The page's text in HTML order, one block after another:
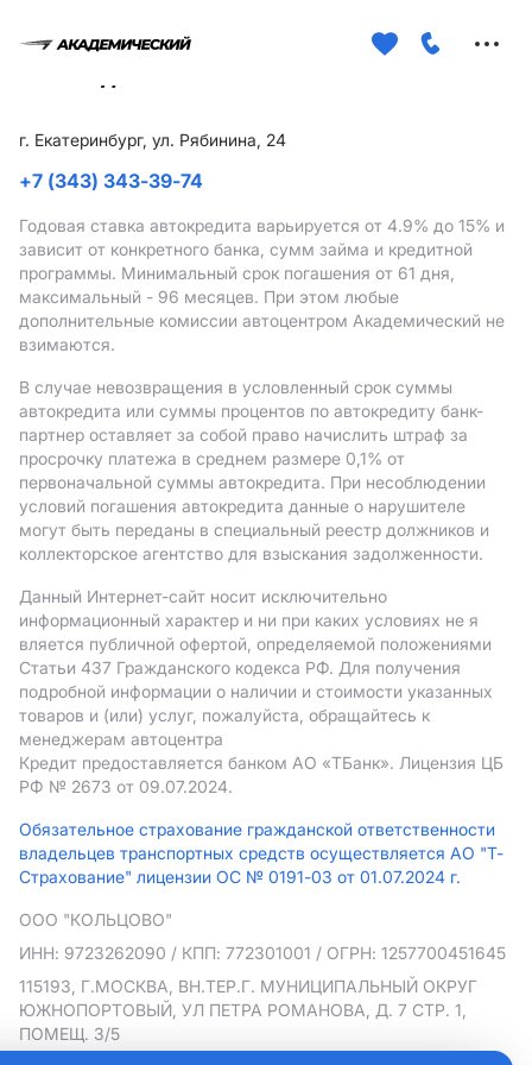
г. Екатеринбург, ул. Рябинина, 24
+7 (343) 343-39-74
Годовая ставка автокредита варьируется от 4.9% до 15% и
зависит от конкретного банка, сумм займа и кредитной
программы. Минимальный срок погашения от 61 дня,
максимальный - 96 месяцев. При этом любые
дополнительные комиссии автоцентром Академический не
взимаются.
В случае невозвращения в условленный срок суммы
автокредита или суммы процентов по автокредиту банк-
партнер оставляет за собой право начислить штраф за
просрочку платежа в среднем размере 0,1% от
первоначальной суммы автокредита. При несоблюдении
условий погашения автокредита данные о нарушителе
могут быть переданы в специальный реестр должников и
коллекторское агентство для взыскания задолженности.
Данный Интернет-сайт носит исключительно
информационный характер и ни при каких условиях не я
вляется публичной офертой, определяемой положениями
Статьи 437 Гражданского кодекса РФ. Для получения
подробной информации о наличии и стоимости указанных
товаров и (или) услуг, пожалуйста, обращайтесь к
менеджерам автоцентра
Кредит предоставляется банком АO «ТБанк». Лицензия ЦБ
РФ № 2673 от 09.07.2024.
Обязательное страхование гражданской ответственности
владельцев транспортных средств осуществляется АО "Т-
Страхование" лицензии ОС № 0191-03 от 01.07.2024 г.
ООО "КОЛЬЦОВО"
ИНН: 9723262090 / КПП: 772301001 / ОГРН: 1257700451645
115193, Г.МОСКВА, ВН.ТЕР.Г. МУНИЦИПАЛЬНЫЙ ОКРУГ
ЮЖНОПОРТОВЫЙ, УЛ ПЕТРА РОМАНОВА, Д. 7 СТР. 1,
ПОМЕЩ. 3/5